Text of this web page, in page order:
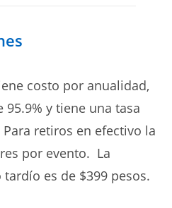
costo por anualidad,
95.9% y tiene una tasa
retiros en efectivo la
por evento. La
es de $399 pesos.